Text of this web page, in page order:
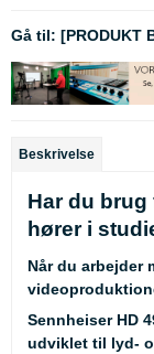
Gå til: [PRODUKT
Beskrivelse
Har du
hører i
Når du arbejder
Sennheiser HD
udviklet til lyd-